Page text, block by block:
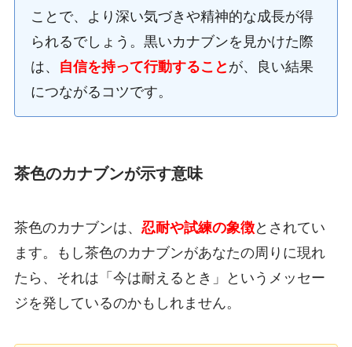
ことで、より深い気づきや精神的な成長が得
られるでしょう。黒いカナブンを見かけた際
は、
自信を持って行動すること が、良い結果
につながるコツです。
茶色のカナブンが示す意味
茶色のカナブンは、 忍耐や試練の象徴とされてい
ます。もし茶色のカナブンがあなたの周りに現れ
たら、それは「今は耐えるとき」というメッセー
ジを発しているのかもしれません。